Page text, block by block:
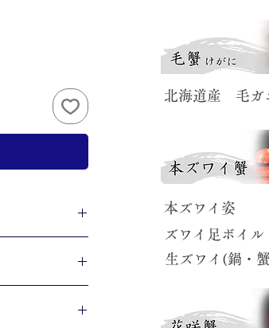
北海道産 毛ガ
​本ズワイ姿
​ズワイ足ボイル
生ズワイ(鍋・